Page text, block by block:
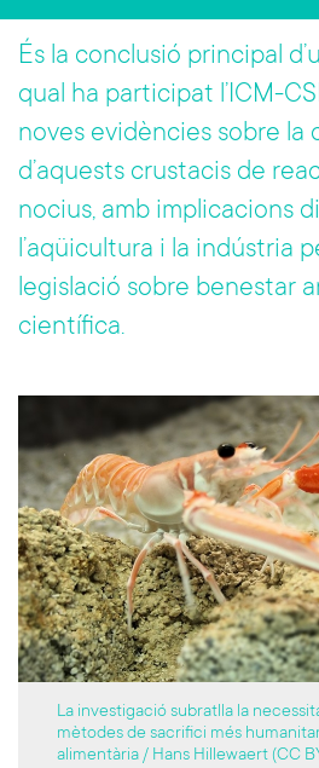
o
ok
er
És la conclusió principal
qual ha participat l’ICM-
noves evidències sobre la
d’aquests crustacis de
nocius, amb implicacions
l’aqüicultura i la indústria
legislació sobre benestar
científica.
La investigació subratlla la
mètodes de sacrifici més
alimentària / Hans Hillewaert (CC